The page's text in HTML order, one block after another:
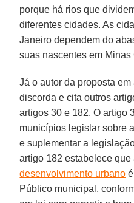
porque há rios que
diferentes cidades. As
Janeiro dependem do
suas nascentes em
Já o autor da proposta
discorda e cita outros
artigos 30 e 182. O artigo
municípios legislar sobre
e suplementar a
artigo 182 estabelece que
desenvolvimento urbano
Público municipal,